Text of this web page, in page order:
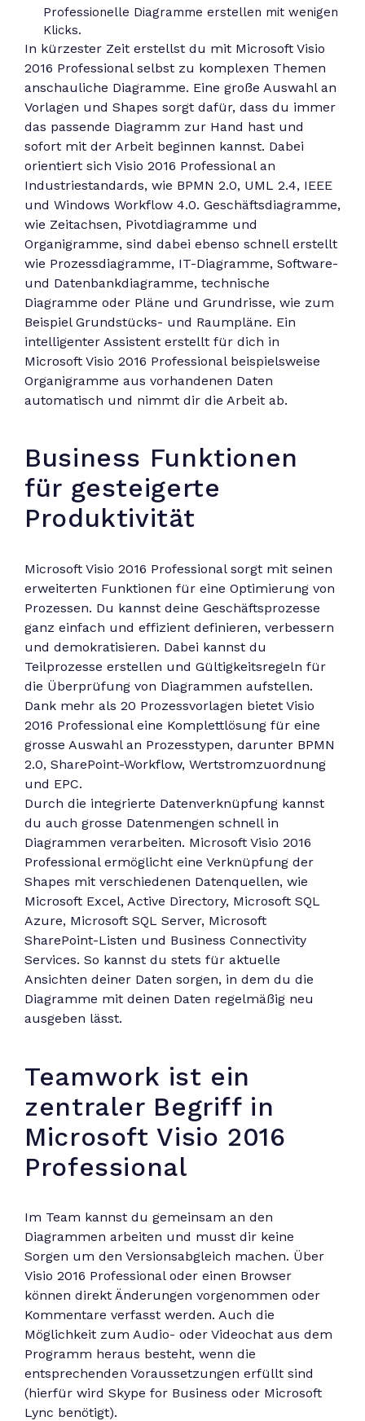
Professionelle Diagramme erstellen mit wenigen
Klicks.
In kürzester Zeit erstellst du mit Microsoft Visio
2016 Professional selbst zu komplexen Themen
anschauliche Diagramme. Eine große Auswahl an
Vorlagen und Shapes sorgt dafür, dass du immer
das passende Diagramm zur Hand hast und
sofort mit der Arbeit beginnen kannst. Dabei
orientiert sich Visio 2016 Professional an
Industriestandards, wie BPMN 2.0, UML 2.4, IEEE
und Windows Workflow 4.0. Geschäftsdiagramme,
wie Zeitachsen, Pivotdiagramme und
Organigramme, sind dabei ebenso schnell erstellt
wie Prozessdiagramme, IT-Diagramme, Software-
und Datenbankdiagramme, technische
Diagramme oder Pläne und Grundrisse, wie zum
Beispiel Grundstücks- und Raumpläne. Ein
intelligenter Assistent erstellt für dich in
Microsoft Visio 2016 Professional beispielsweise
Organigramme aus vorhandenen Daten
automatisch und nimmt dir die Arbeit ab.
Business Funktionen
für gesteigerte
Produktivität
Microsoft Visio 2016 Professional sorgt mit seinen
erweiterten Funktionen für eine Optimierung von
Prozessen. Du kannst deine Geschäftsprozesse
ganz einfach und effizient definieren, verbessern
und demokratisieren. Dabei kannst du
Teilprozesse erstellen und Gültigkeitsregeln für
die Überprüfung von Diagrammen aufstellen.
Dank mehr als 20 Prozessvorlagen bietet Visio
2016 Professional eine Komplettlösung für eine
grosse Auswahl an Prozesstypen, darunter BPMN
2.0, SharePoint-Workflow, Wertstromzuordnung
und EPC.
Durch die integrierte Datenverknüpfung kannst
du auch grosse Datenmengen schnell in
Diagrammen verarbeiten. Microsoft Visio 2016
Professional ermöglicht eine Verknüpfung der
Shapes mit verschiedenen Datenquellen, wie
Microsoft Excel, Active Directory, Microsoft SQL
Azure, Microsoft SQL Server, Microsoft
SharePoint-Listen und Business Connectivity
Services. So kannst du stets für aktuelle
Ansichten deiner Daten sorgen, in dem du die
Diagramme mit deinen Daten regelmäßig neu
ausgeben lässt.
Teamwork ist ein
zentraler Begriff in
Microsoft Visio 2016
Professional
Im Team kannst du gemeinsam an den
Diagrammen arbeiten und musst dir keine
Sorgen um den Versionsabgleich machen. Über
Visio 2016 Professional oder einen Browser
können direkt Änderungen vorgenommen oder
Kommentare verfasst werden. Auch die
Möglichkeit zum Audio- oder Videochat aus dem
Programm heraus besteht, wenn die
entsprechenden Voraussetzungen erfüllt sind
(hierfür wird Skype for Business oder Microsoft
Lync benötigt).